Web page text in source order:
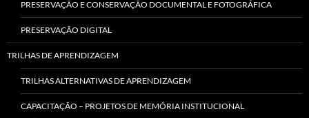
PRESERVAÇÃO E CONSERVAÇÃO DOCUMENTAL E FOTOGRÁFICA
PRESERVAÇÃO DIGITAL
TRILHAS DE APRENDIZAGEM
TRILHAS ALTERNATIVAS DE APRENDIZAGEM
CAPACITAÇÃO – PROJETOS DE MEMÓRIA INSTITUCIONAL